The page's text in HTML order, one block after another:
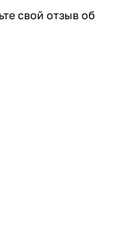
свой отзыв об